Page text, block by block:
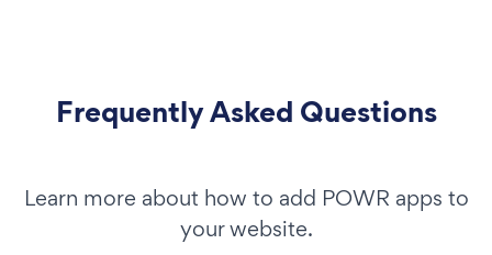
Frequently Asked Questions
Learn more about how to add POWR apps to
your website.